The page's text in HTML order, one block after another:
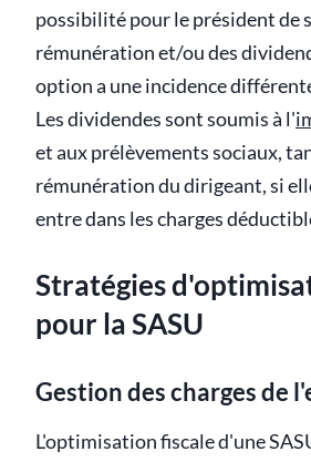
possibilité pour le président de
rémunération et/ou des
option a une incidence
Les dividendes sont soumis à l'
et aux prélèvements sociaux,
rémunération du dirigeant, si
entre dans les charges
Stratégies
pour la SASU
Gestion des charges de
L'optimisation fiscale d'une